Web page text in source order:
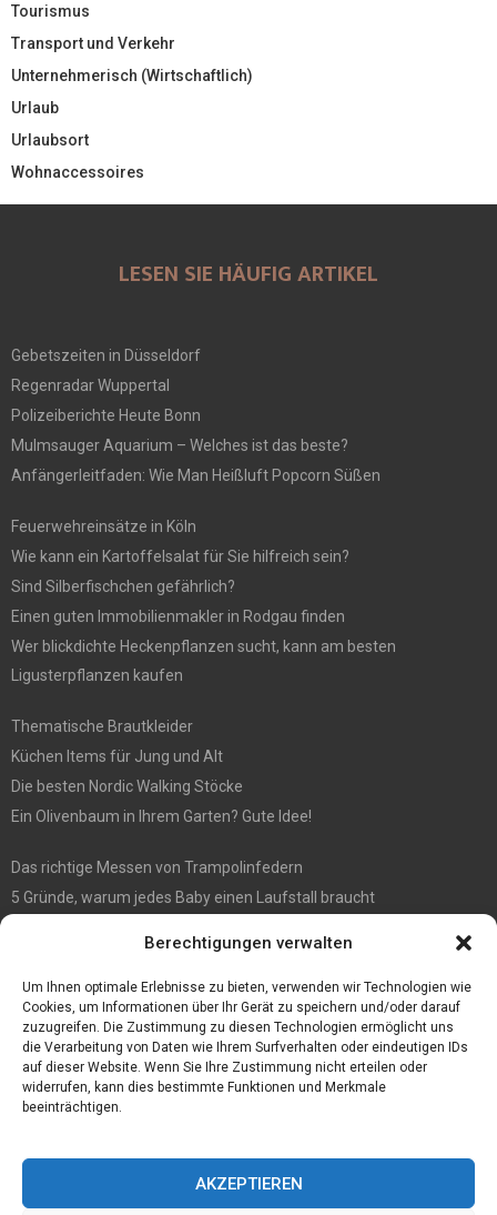
Berechtigungen verwalten
Um Ihnen optimale Erlebnisse zu bieten, verwenden wir Technologien wie
Cookies, um Informationen über Ihr Gerät zu speichern und/oder darauf
zuzugreifen. Die Zustimmung zu diesen Technologien ermöglicht uns
die Verarbeitung von Daten wie Ihrem Surfverhalten oder eindeutigen IDs
auf dieser Website. Wenn Sie Ihre Zustimmung nicht erteilen oder
widerrufen, kann dies bestimmte Funktionen und Merkmale
beeinträchtigen.
AKZEPTIEREN
Tourismus
Transport und Verkehr
Unternehmerisch (Wirtschaftlich)
Urlaub
Urlaubsort
Wohnaccessoires
LESEN SIE HÄUFIG ARTIKEL
Gebetszeiten in Düsseldorf
Regenradar Wuppertal
Polizeiberichte Heute Bonn
Mulmsauger Aquarium – Welches ist das beste?
Anfängerleitfaden: Wie Man Heißluft Popcorn Süßen
Feuerwehreinsätze in Köln
Wie kann ein Kartoffelsalat für Sie hilfreich sein?
Sind Silberfischchen gefährlich?
Einen guten Immobilienmakler in Rodgau finden
Wer blickdichte Heckenpflanzen sucht, kann am besten
Ligusterpflanzen kaufen
Thematische Brautkleider
Küchen Items für Jung und Alt
Die besten Nordic Walking Stöcke
Ein Olivenbaum in Ihrem Garten? Gute Idee!
Das richtige Messen von Trampolinfedern
5 Gründe, warum jedes Baby einen Laufstall braucht
Die automatisierte Sackentleerung bringt zahlreiche Vorteile mit
sich